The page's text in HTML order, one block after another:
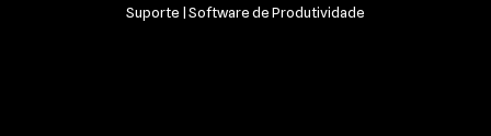
Suporte | Software de Produtividade